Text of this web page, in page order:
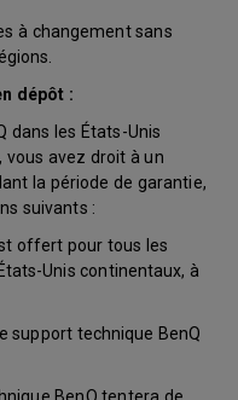
à changement sans
dépôt :
dans les États-Unis
vous avez droit à un
la période de garantie,
suivants :
offert pour tous les
Unis continentaux, à
support technique BenQ